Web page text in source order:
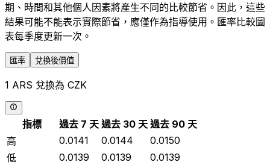
期、時間和其他個人因素將產生不同的比較節省。因此，這些
結果可能不能表示實際節省，應僅作為指導使用。匯率比較圖
表每季度更新一次。
匯率 兌換後價值
1 ARS 兌換為 CZK
指標 過去 7 天 過去 30 天 過去 90 天
高
0.0141 0.0144
0.0150
低
0.0139 0.0139
0.0139